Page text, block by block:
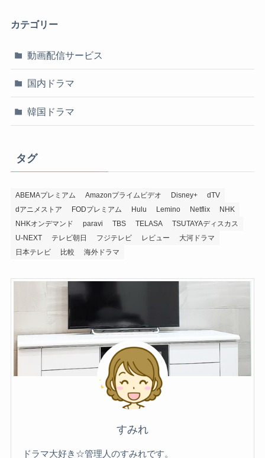
カテゴリー
動画配信サービス
国内ドラマ
韓国ドラマ
タグ
ABEMAプレミアム Amazonプライムビデオ Disney+
dTV
dアニメストア
FODプレミアム Hulu Lemino Netflix
NHK
NHKオンデマンド
paravi TBS TELASA
TSUTAYAディスカス
U-NEXT
テレビ朝日 フジテレビ レビュー
大河ドラマ
日本テレビ
比較 海外ドラマ
すみれ
ドラマ大好き☆管理人のすみれです。